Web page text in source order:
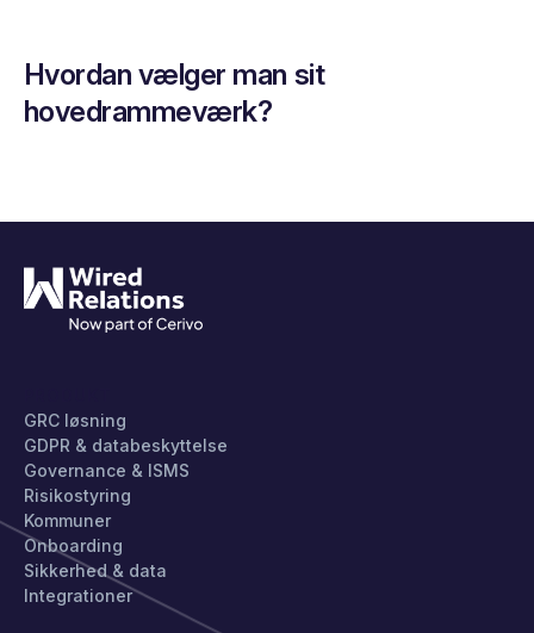
Hvordan vælger man sit
hovedrammeværk?
GRC løsning
GDPR & databeskyttelse
Governance & ISMS
Risikostyring
Kommuner
Onboarding
Sikkerhed & data
Integrationer